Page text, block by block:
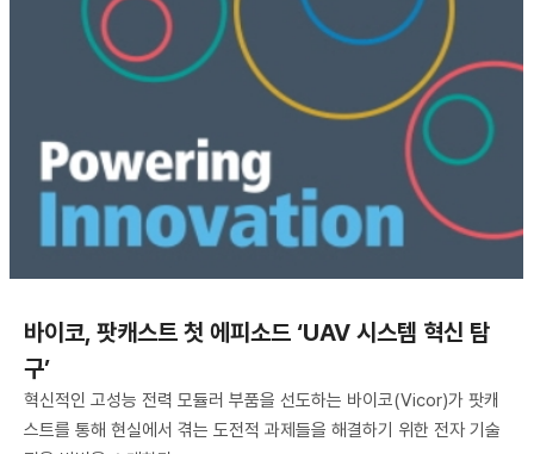
바이코, 팟캐스트 첫 에피소드 ‘UAV 시스템 혁신 탐
구’
혁신적인 고성능 전력 모듈러 부품을 선도하는 바이코(Vicor)가 팟캐
스트를 통해 현실에서 겪는 도전적 과제들을 해결하기 위한 전자 기술